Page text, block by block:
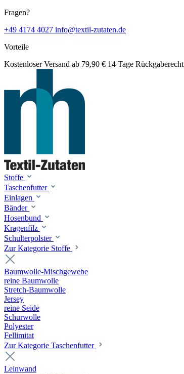
Fragen?
+49 4174 4027 info@textil-zutaten.de
Vorteile
Kostenloser Versand ab 79,90 € 14 Tage Rückgaberecht
Stoffe
Taschenfutter
Einlagen
Bänder
Hosenbund
Kragenfilz
Schulterpolster
Zur Kategorie Stoffe
Baumwolle-Mischgewebe
reine Baumwolle
Stretch-Baumwolle
Jersey
reine Seide
Schurwolle
Polyester
Fellimitat
Zur Kategorie Taschenfutter
Leinwand